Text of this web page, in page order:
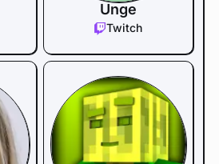
Unge
Twitch